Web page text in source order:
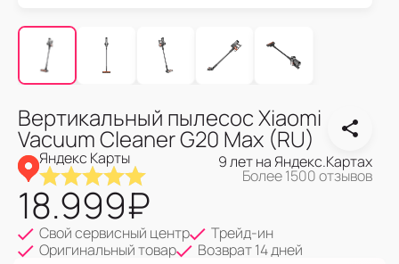
Вертикальный пылесос Xiaomi
Vacuum Cleaner G20 Max (RU)
Яндекс Карты 9 лет на Яндекс.Картах
Более 1500 отзывов
18.999₽
Свой сервисный центр
Трейд-ин
Оригинальный товар
Возврат 14 дней